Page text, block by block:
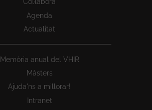
Col·labora
Agenda
Actualitat
Memòria anual del VHIR
Màsters
Ajuda'ns a millorar!
Intranet